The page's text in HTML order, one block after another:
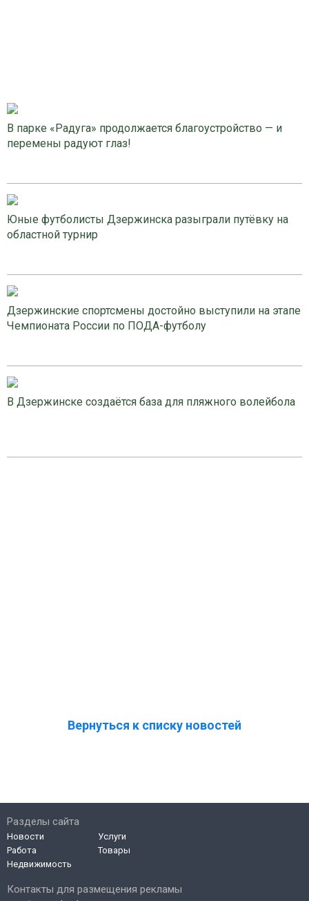
В парке «Радуга» продолжается благоустройство — и
перемены радуют глаз!
Юные футболисты Дзержинска разыграли путёвку на
областной турнир
Дзержинские спортсмены достойно выступили на этапе
Чемпионата России по ПОДА-футболу
В Дзержинске создаётся база для пляжного волейбола
Вернуться к списку новостей
Контакты для размещения рекламы
Разделы сайта
Новости
Работа
Недвижимость
Услуги
Товары